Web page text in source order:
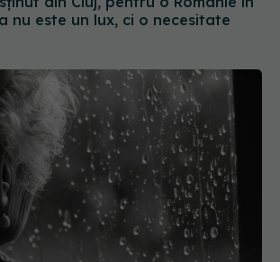
nu este un lux, ci o necesitate